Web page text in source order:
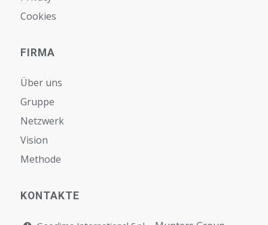
Cookies
FIRMA
Über uns
Gruppe
Netzwerk
Vision
Мethode
KONTAKTE